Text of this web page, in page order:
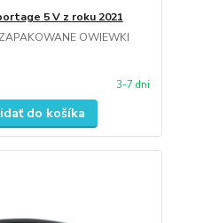
5 V z roku 2021
OWIEWKI
3-7 dni
do košíka